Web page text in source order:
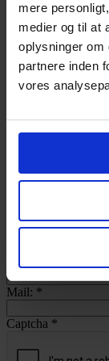
mere
medier og til at
oplysninger om
partnere inden
vores
Username
Password
Kontaktperson:*
By:
Mail: *
Captcha *